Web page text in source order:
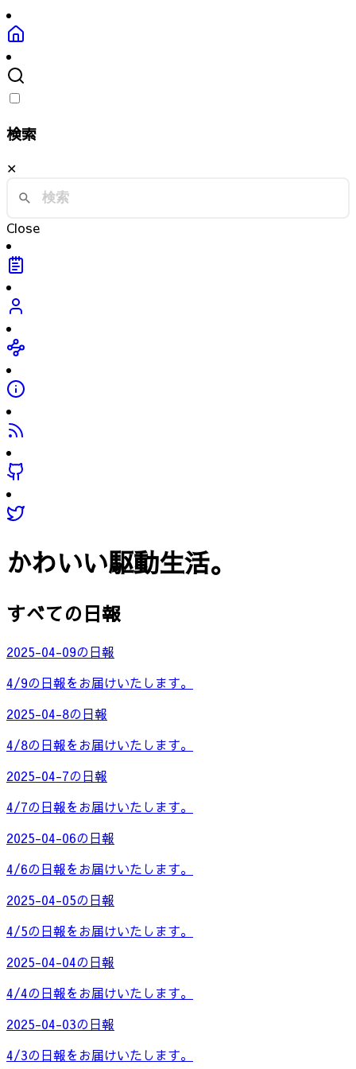
検索
✕
Close
かわいい駆動生活。
すべての日報
2025-04-09の日報
4/9の日報をお届けいたします。
2025-04-8の日報
4/8の日報をお届けいたします。
2025-04-7の日報
4/7の日報をお届けいたします。
2025-04-06の日報
4/6の日報をお届けいたします。
2025-04-05の日報
4/5の日報をお届けいたします。
2025-04-04の日報
4/4の日報をお届けいたします。
2025-04-03の日報
4/3の日報をお届けいたします。